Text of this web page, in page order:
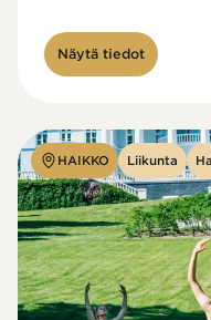
Näytä tiedot
HAIKKO Liikunta